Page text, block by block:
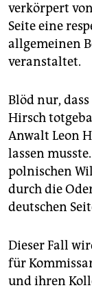
verkörpert
Seite eine
allgemeinen
veranstaltet.
Blöd nur,
Hirsch
Anwalt Leon
lassen
polnischen
durch die
deutschen
Dieser Fall
für
und ihren